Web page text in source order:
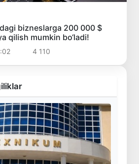
bizneslarga 200 000 $
qilish mumkin bo‘ladi!
4 110